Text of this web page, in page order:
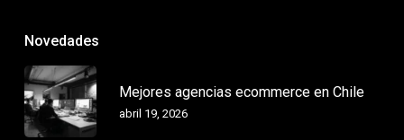
Novedades
Mejores agencias ecommerce en Chile
abril 19, 2026